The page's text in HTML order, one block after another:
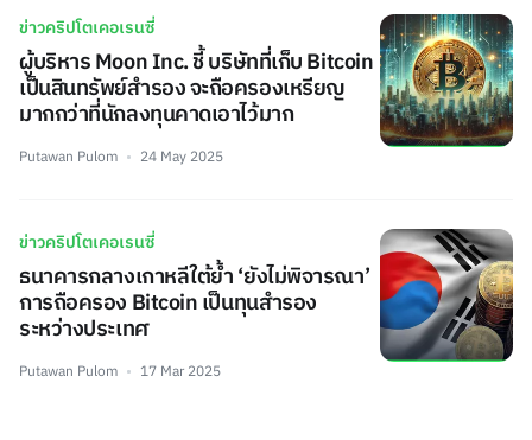
ข่าวคริปโตเคอเรนซี่
ผู้บริหาร Moon Inc. ชี้ บริษัทที่เก็บ Bitcoin
เป็นสินทรัพย์สำรอง จะถือครองเหรียญ
มากกว่าที่นักลงทุนคาดเอาไว้มาก
Putawan Pulom 24 May 2025
ข่าวคริปโตเคอเรนซี่
ธนาคารกลางเกาหลีใต้ย้ำ ‘ยังไม่พิจารณา’
การถือครอง Bitcoin เป็นทุนสำรอง
ระหว่างประเทศ
Putawan Pulom 17 Mar 2025